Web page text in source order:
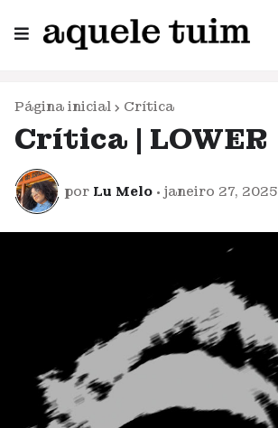
Página inicial Crítica
Crítica | LOWER
por Lu Melo • janeiro 27, 2025